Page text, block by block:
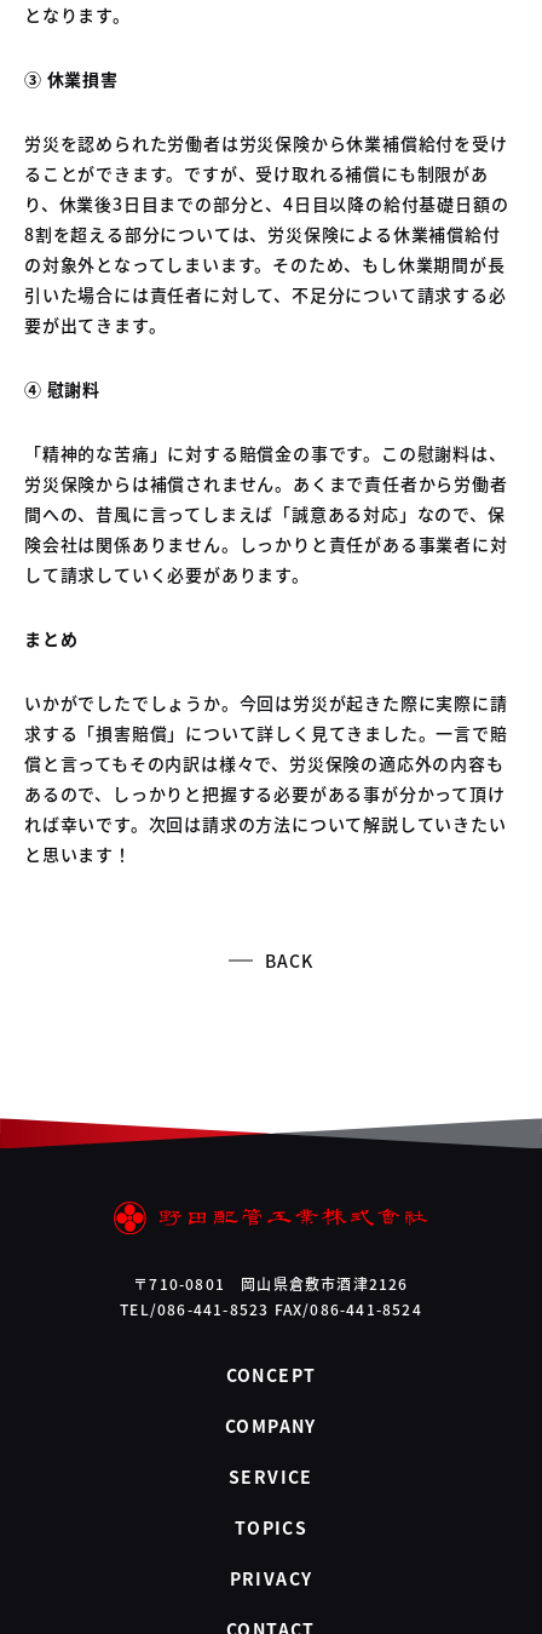
となります。
③ 休業損害
労災を認められた労働者は労災保険から休業補償給付を受け
ることができます。ですが、受け取れる補償にも制限があ
り、休業後3日目までの部分と、4日目以降の給付基礎日額の
8割を超える部分については、労災保険による休業補償給付
の対象外となってしまいます。そのため、もし休業期間が長
引いた場合には責任者に対して、不足分について請求する必
要が出てきます。
④ 慰謝料
「精神的な苦痛」に対する賠償金の事です。この慰謝料は、
労災保険からは補償されません。あくまで責任者から労働者
間への、昔風に言ってしまえば「誠意ある対応」なので、保
険会社は関係ありません。しっかりと責任がある事業者に対
して請求していく必要があります。
まとめ
いかがでしたでしょうか。今回は労災が起きた際に実際に請
求する「損害賠償」について詳しく見てきました。一言で賠
償と言ってもその内訳は様々で、労災保険の適応外の内容も
あるので、しっかりと把握する必要がある事が分かって頂け
れば幸いです。次回は請求の方法について解説していきたい
と思います！
BACK
〒710-0801 岡山県倉敷市酒津2126
TEL/086-441-8523 FAX/086-441-8524
CONCEPT
COMPANY
SERVICE
TOPICS
PRIVACY
CONTACT